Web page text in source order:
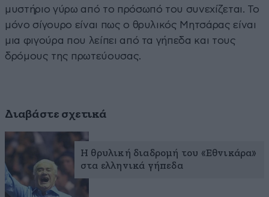
μυστήριο γύρω από το πρόσωπό του συνεχίζεται. Το
μόνο σίγουρο είναι πως ο θρυλικός Μητσάρας είναι
μια φιγούρα που λείπει από τα γήπεδα και τους
δρόμους της πρωτεύουσας.
Διαβάστε σχετικά
Η θρυλική διαδρομή του «Εθνικάρα»
στα ελληνικά γήπεδα